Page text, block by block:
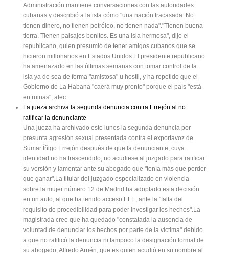
Administración mantiene conversaciones con las autoridades
cubanas y describió a la isla cómo "una nación fracasada. No
tienen dinero, no tienen petróleo, no tienen nada"."Tienen buena
tierra. Tienen paisajes bonitos. Es una isla hermosa", dijo el
republicano, quien presumió de tener amigos cubanos que se
hicieron millonarios en Estados Unidos.El presidente republicano
ha amenazado en las últimas semanas con tomar control de la
isla ya de sea de forma "amistosa" u hostil, y ha repetido que el
Gobierno de La Habana "caerá muy pronto" porque el país "está
en ruinas", afec
La jueza archiva la segunda denuncia contra Errejón al no
ratificar la denunciante
Una jueza ha archivado este lunes la segunda denuncia por
presunta agresión sexual presentada contra el exportavoz de
Sumar Íñigo Errejón después de que la denunciante, cuya
identidad no ha trascendido, no acudiese al juzgado para ratificar
su versión y lamentar ante su abogado que "tenía más que perder
que ganar".La titular del juzgado especializado en violencia
sobre la mujer número 12 de Madrid ha adoptado esta decisión
en un auto, al que ha tenido acceso EFE, ante la "falta del
requisito de procedibilidad para poder investigar los hechos".La
magistrada cree que ha quedado "constatada la ausencia de
voluntad de denunciar los hechos por parte de la víctima" debido
a que no ratificó la denuncia ni tampoco la designación formal de
su abogado, Alfredo Arrién, que es quien acudió en su nombre al